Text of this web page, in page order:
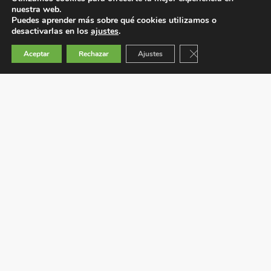
nuestra web.
Puedes aprender más sobre qué cookies utilizamos o
desactivarlas en los ajustes.
Aceptar Rechazar Ajustes Cerrar el banner de